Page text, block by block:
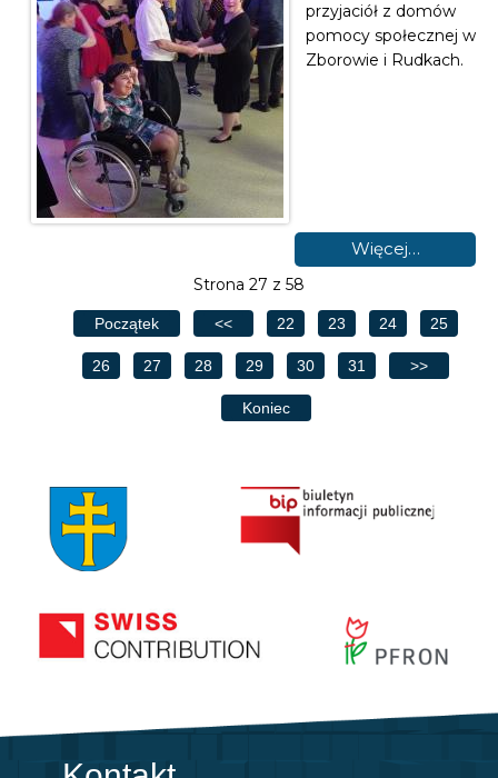
przyjaciół z domów
pomocy społecznej w
Zborowie i Rudkach.
Więcej…
Strona 27 z 58
Początek << 22 23 24 25
26 27 28 29 30 31 >>
Koniec